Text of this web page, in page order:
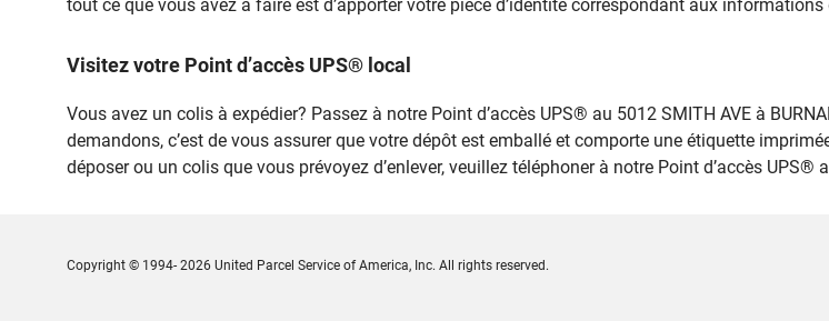
tout ce que vous avez à faire est d’apporter votre pièce d’identité correspondant aux
Visitez votre Point d’accès UPS® local
Vous avez un colis à expédier? Passez à notre Point d’accès UPS® au 5012 SMITH AVE à
demandons, c’est de vous assurer que votre dépôt est emballé et comporte une étiquette
déposer ou un colis que vous prévoyez d’enlever, veuillez téléphoner à notre Point d’accès UPS®
Copyright © 1994- 2026 United Parcel Service of America, Inc. All rights reserved.